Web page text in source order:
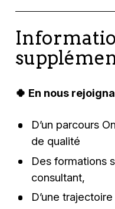
🍀 En nous
D’un parcours
de qualité
Des formations
consultant,
D’une